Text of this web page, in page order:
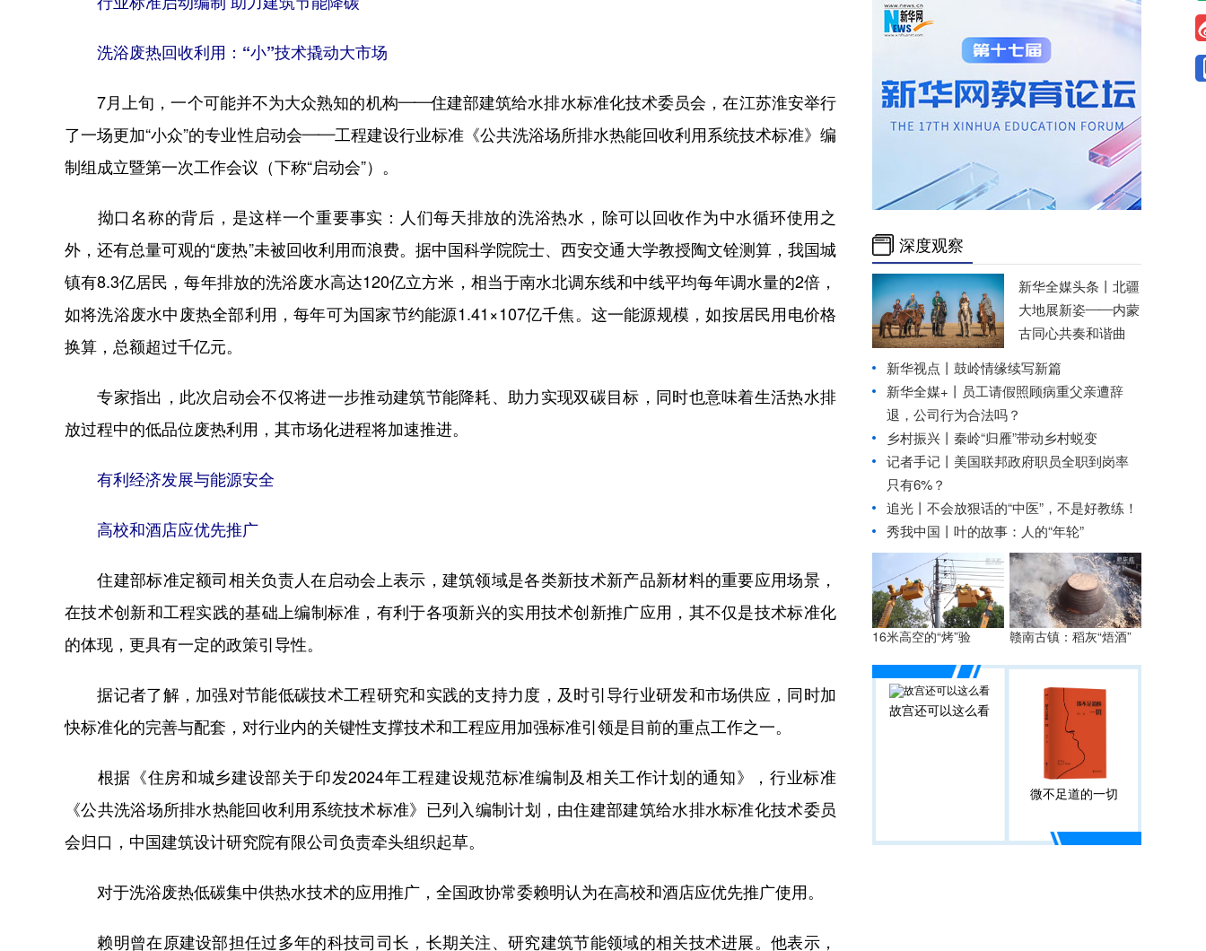
洗浴废热回收利用：“小”技术撬动大市场
7月上旬，一个可能并不为大众熟知的机构——住建部建筑给水排水标准化技术委员会，在江苏淮安举行
了一场更加“小众”的专业性启动会——工程建设行业标准《公共洗浴场所排水热能回收利用系统技术标准》编
制组成立暨第一次工作会议（下称“启动会”）。
拗口名称的背后，是这样一个重要事实：人们每天排放的洗浴热水，除可以回收作为中水循环使用之
外，还有总量可观的“废热”未被回收利用而浪费。据中国科学院院士、西安交通大学教授陶文铨测算，我国城
镇有8.3亿居民，每年排放的洗浴废水高达120亿立方米，相当于南水北调东线和中线平均每年调水量的2倍，
如将洗浴废水中废热全部利用，每年可为国家节约能源1.41×107亿千焦。这一能源规模，如按居民用电价格
换算，总额超过千亿元。
专家指出，此次启动会不仅将进一步推动建筑节能降耗、助力实现双碳目标，同时也意味着生活热水排
放过程中的低品位废热利用，其市场化进程将加速推进。
有利经济发展与能源安全
高校和酒店应优先推广
住建部标准定额司相关负责人在启动会上表示，建筑领域是各类新技术新产品新材料的重要应用场景，
在技术创新和工程实践的基础上编制标准，有利于各项新兴的实用技术创新推广应用，其不仅是技术标准化
的体现，更具有一定的政策引导性。
据记者了解，加强对节能低碳技术工程研究和实践的支持力度，及时引导行业研发和市场供应，同时加
快标准化的完善与配套，对行业内的关键性支撑技术和工程应用加强标准引领是目前的重点工作之一。
根据《住房和城乡建设部关于印发2024年工程建设规范标准编制及相关工作计划的通知》，行业标准
《公共洗浴场所排水热能回收利用系统技术标准》已列入编制计划，由住建部建筑给水排水标准化技术委员
会归口，中国建筑设计研究院有限公司负责牵头组织起草。
对于洗浴废热低碳集中供热水技术的应用推广，全国政协常委赖明认为在高校和酒店应优先推广使用。
赖明曾在原建设部担任过多年的科技司司长，长期关注、研究建筑节能领域的相关技术进展。他表示，
深度观察
新华全媒头条丨 北疆
大地展新姿——内蒙
古同心共奏和谐曲
新华视点丨 鼓岭情缘续写新篇
新华全媒+丨
员工请假照顾病重父亲遭辞
退，公司行为合法吗？
乡村振兴丨秦岭“归雁”带动乡村蜕变
记者手记丨美国联邦政府职员全职到岗率
只有6%？
追光丨 不会放狠话的“中医”，不是好教练！
秀我中国丨 叶的故事：人的“年轮”
16米高空的“烤”验 赣南古镇：稻灰“焐酒”
故宫还可以这么看
微不足道的一切